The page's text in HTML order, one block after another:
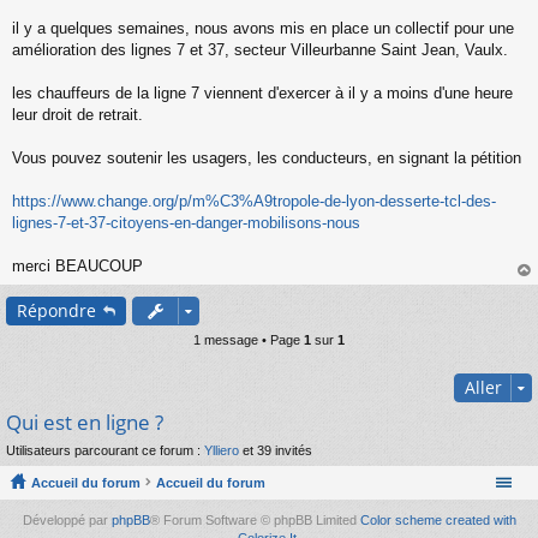
s
a
g
n
o
u
il y a quelques semaines, nous avons mis en place un collectif pour une
amélioration des lignes 7 et 37, secteur Villeurbanne Saint Jean, Vaulx.
les chauffeurs de la ligne 7 viennent d'exercer à il y a moins d'une heure
leur droit de retrait.
Vous pouvez soutenir les usagers, les conducteurs, en signant la pétition
https://www.change.org/p/m%C3%A9tropole-de-lyon-desserte-tcl-des-
lignes-7-et-37-citoyens-en-danger-mobilisons-nous
merci BEAUCOUP
au
Répondre
1 message • Page 1 sur 1
Aller
Qui est en ligne ?
Utilisateurs parcourant ce forum : Ylliero et 39 invités
Accueil du forum Accueil du forum
Développé par phpBB® Forum Software © phpBB Limited Color scheme created with